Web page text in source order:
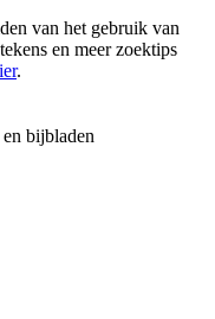
van het gebruik van
en meer zoektips
.
bijbladen